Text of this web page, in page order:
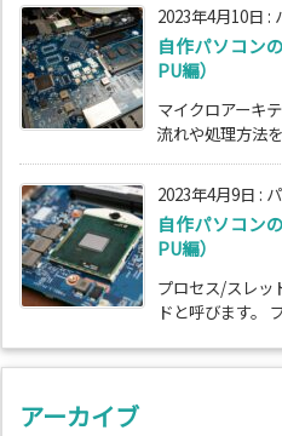
2023年4月10日 :
自作パソコン
PU編）
マイクロアーキ
流れや処理方法
2023年4月9日 :
自作パソコン
PU編）
プロセス/スレッ
ドと呼びます。
アーカイブ